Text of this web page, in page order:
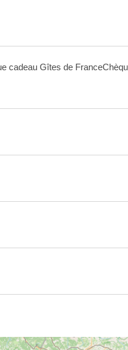
cadeau Gîtes de France